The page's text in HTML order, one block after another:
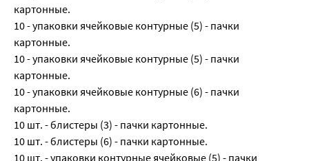
картонные.
10 - упаковки ячейковые контурные (5) - пачки
картонные.
10 - упаковки ячейковые контурные (5) - пачки
картонные.
10 - упаковки ячейковые контурные (6) - пачки
картонные.
10 шт. - блистеры (3) - пачки картонные.
10 шт. - блистеры (6) - пачки картонные.
10 шт. - упаковки контурные ячейковые (5) - пачки